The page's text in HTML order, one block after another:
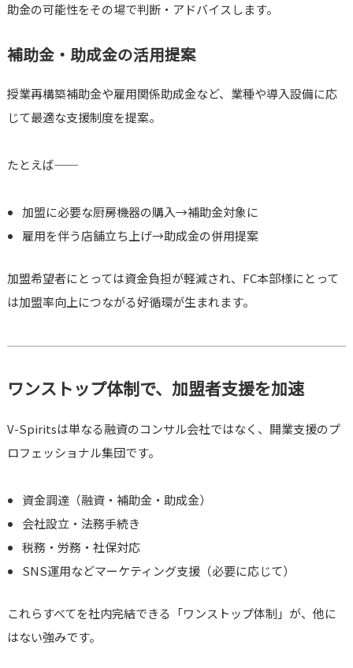
助金の可能性をその場で判断・アドバイスします。
補助金・助成金の活用提案
授業再構築補助金や雇用関係助成金など、業種や導入設備に応
じて最適な支援制度を提案。
たとえば──
加盟に必要な厨房機器の購入→補助金対象に
雇用を伴う店舗立ち上げ→助成金の併用提案
加盟希望者にとっては資金負担が軽減され、FC本部様にとって
は加盟率向上につながる好循環が生まれます。
ワンストップ体制で、加盟者支援を加速
V-Spiritsは単なる融資のコンサル会社ではなく、開業支援のプ
ロフェッショナル集団です。
資金調達（融資・補助金・助成金）
会社設立・法務手続き
税務・労務・社保対応
SNS運用などマーケティング支援（必要に応じて）
これらすべてを社内完結できる「ワンストップ体制」が、他に
はない強みです。